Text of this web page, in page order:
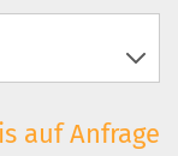
auf Anfrage